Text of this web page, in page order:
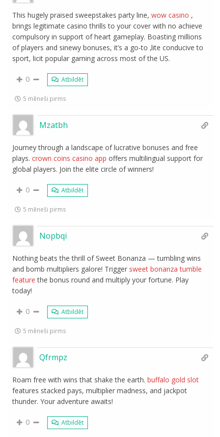
This hugely praised sweepstakes party line,wow casino ,
brings legitimate casino thrills to your cover with no achieve
compulsory in support of heart gameplay. Boasting millions
of players and sinewy bonuses, it’s a go-to ‚lite conducive to
sport, licit popular gaming across most of the US.
0 Atbildēt
5 mēneši pirms
Mzatbh
Journey through a landscape of lucrative bonuses and free
plays.crown coins casino app offers multilingual support for
global players. Join the elite circle of winners!
0 Atbildēt
5 mēneši pirms
Nopbqi
Nothing beats the thrill of Sweet Bonanza — tumbling wins
and bomb multipliers galore! Trigger sweet bonanza tumble
feature the bonus round and multiply your fortune. Play
today!
0 Atbildēt
5 mēneši pirms
Qfrmpz
Roam free with wins that shake the earth.buffalo gold slot
features stacked pays, multiplier madness, and jackpot
thunder. Your adventure awaits!
0 Atbildēt